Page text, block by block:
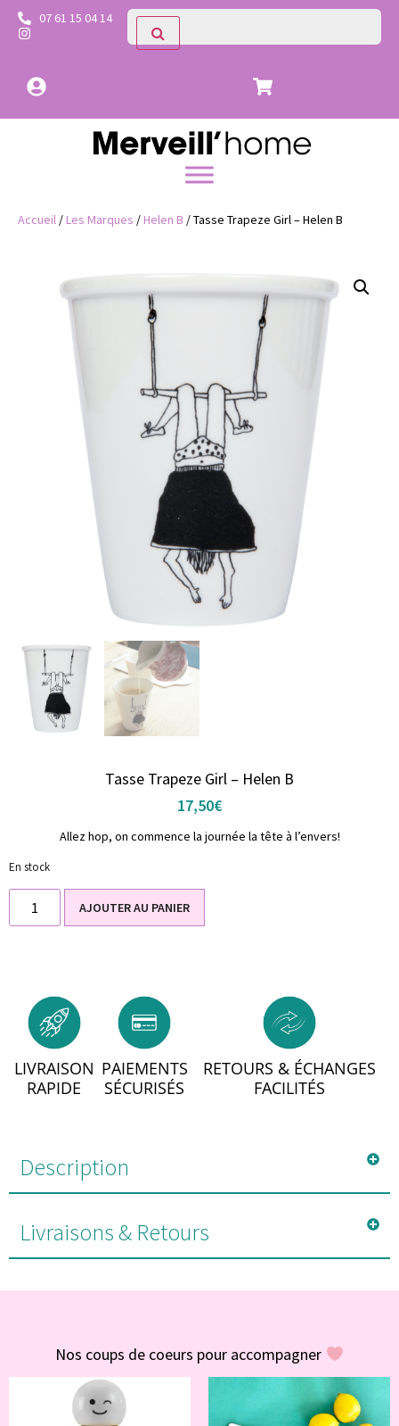
07 61 15 04 14
Accueil /Les Marques /Helen B / Tasse Trapeze Girl – Helen B
Tasse Trapeze Girl – Helen B
17,50€
Allez hop, on commence la journée la tête à l’envers!
En stock
AJOUTER AU PANIER
LIVRAISON
RAPIDE
PAIEMENTS
SÉCURISÉS
RETOURS & ÉCHANGES
FACILITÉS
Description
Livraisons & Retours
Nos coups de coeurs pour accompagner